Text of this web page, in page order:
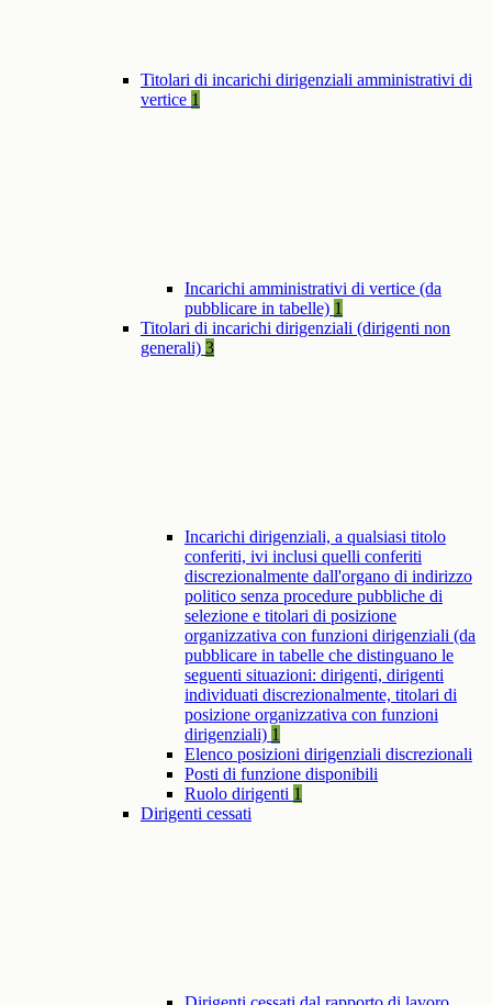
Titolari di incarichi dirigenziali amministrativi di
vertice 1
Incarichi amministrativi di vertice (da
pubblicare in tabelle) 1
Titolari di incarichi dirigenziali (dirigenti non
generali) 3
Incarichi dirigenziali, a qualsiasi titolo
conferiti, ivi inclusi quelli conferiti
discrezionalmente dall'organo di indirizzo
politico senza procedure pubbliche di
selezione e titolari di posizione
organizzativa con funzioni dirigenziali (da
pubblicare in tabelle che distinguano le
seguenti situazioni: dirigenti, dirigenti
individuati discrezionalmente, titolari di
posizione organizzativa con funzioni
dirigenziali) 1
Elenco posizioni dirigenziali discrezionali
Posti di funzione disponibili
Ruolo dirigenti 1
Dirigenti cessati